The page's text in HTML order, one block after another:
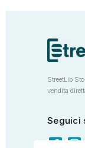
StreetLib
vendita
Seguici